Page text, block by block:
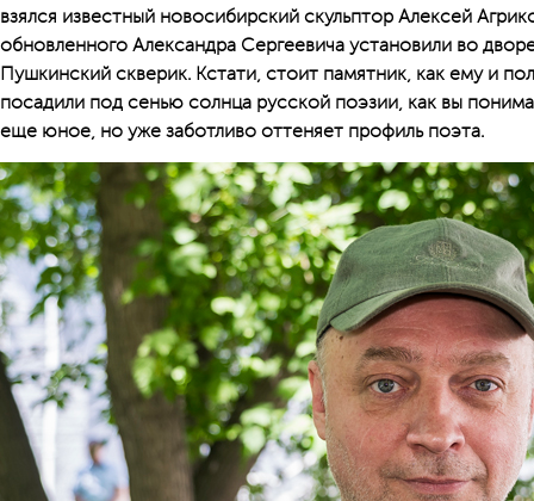
взялся известный новосибирский скульп­тор Алексей
обновленного Александра Сергеевича установили во
Пушкинский скверик. Кстати, стоит памятник, как ему и
посадили под сенью солнца русской поэзии, как вы
еще юное, но уже заботливо оттеняет профиль поэта.